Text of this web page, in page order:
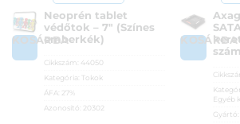
KOSÁRBA
Neoprén tablet
védőtok – 7″ (Színes
emberkék)
Cikkszám: 44050
Kategória:
Tokok
ÁFA:
27%
Azonosító:
20302
KOSÁRBA
Egyéb
Gyártó: